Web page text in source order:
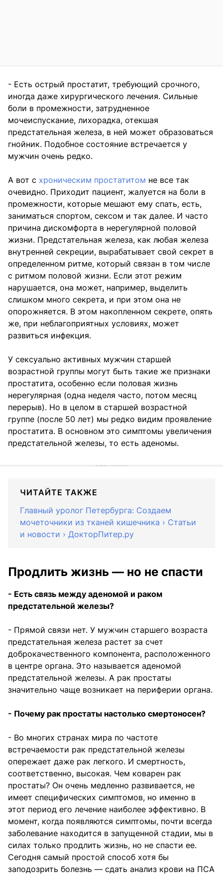
- Есть острый простатит, требующий срочного,
иногда даже хирургического лечения. Сильные
боли в промежности, затрудненное
мочеиспускание, лихорадка, отекшая
предстательная железа, в ней может образоваться
гнойник. Подобное состояние встречается у
мужчин очень редко.
А вот с хроническим простатитом не все так
очевидно. Приходит пациент, жалуется на боли в
промежности, которые мешают ему спать, есть,
заниматься спортом, сексом и так далее. И часто
причина дискомфорта в нерегулярной половой
жизни. Предстательная железа, как любая железа
внутренней секреции, вырабатывает свой секрет в
определенном ритме, который связан в том числе
с ритмом половой жизни. Если этот режим
нарушается, она может, например, выделить
слишком много секрета, и при этом она не
опорожняется. В этом накопленном секрете, опять
же, при неблагоприятных условиях, может
развиться инфекция.
У сексуально активных мужчин старшей
возрастной группы могут быть такие же признаки
простатита, особенно если половая жизнь
нерегулярная (одна неделя часто, потом месяц
перерыв). Но в целом в старшей возрастной
группе (после 50 лет) мы редко видим проявление
простатита. В основном это симптомы увеличения
предстательной железы, то есть аденомы.
ЧИТАЙТЕ ТАКЖЕ
Главный уролог Петербурга: Создаем
мочеточники из тканей кишечника › Статьи
и новости › ДокторПитер.ру
Продлить жизнь — но не спасти
- Есть связь между аденомой и раком
предстательной железы?
- Прямой связи нет. У мужчин старшего возраста
предстательная железа растет за счет
доброкачественного компонента, расположенного
в центре органа. Это называется аденомой
предстательной железы. А рак простаты
значительно чаще возникает на периферии органа.
- Почему рак простаты настолько смертоносен?
- Во многих странах мира по частоте
встречаемости рак предстательной железы
опережает даже рак легкого. И смертность,
соответственно, высокая. Чем коварен рак
простаты? Он очень медленно развивается, не
имеет специфических симптомов, но именно в
этот период его лечение наиболее эффективно. В
момент, когда появляются симптомы, почти всегда
заболевание находится в запущенной стадии, мы в
силах только продлить жизнь, но не спасти ее.
Сегодня самый простой способ хотя бы
заподозрить болезнь — сдать анализ крови на ПСА